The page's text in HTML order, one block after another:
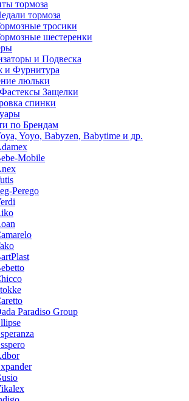
тормоза
тормоза
тросики
шестеренки
и Подвеска
и Фурнитура
люльки
Защелки
спинки
по Брендам
Yoyo, Babyzen, Babytime и др.
Mobile
Perego
Paradiso Group